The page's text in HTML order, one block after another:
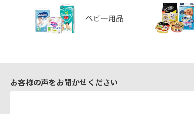
お客様の声をお聞かせください